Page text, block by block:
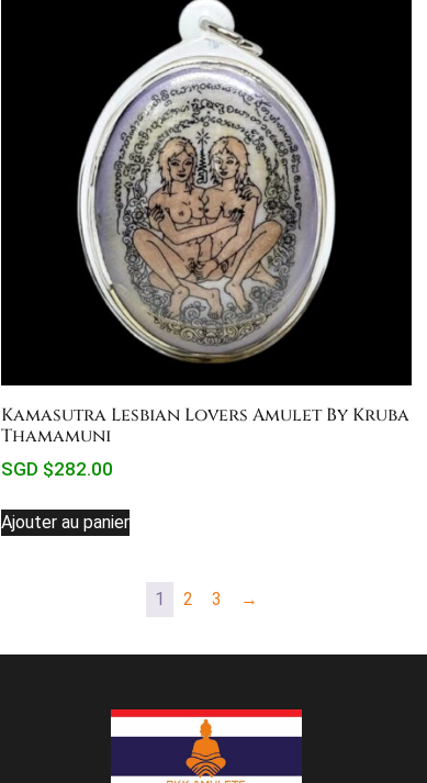
Kamasutra Lesbian Lovers Amulet By Kruba
Thamamuni
SGD $282.00
Ajouter au panier
1 2 3 →